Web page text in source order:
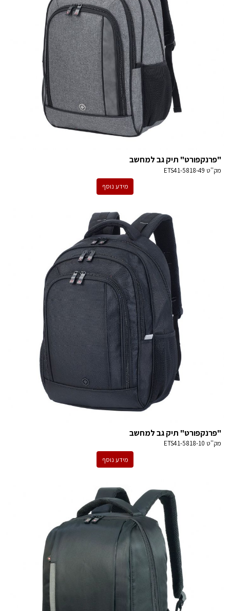
"פרנקפורט" תיק גב למחשב
מק''ט ETS41-5818-49
מידע נוסף
"פרנקפורט" תיק גב למחשב
מק''ט ETS41-5818-10
מידע נוסף